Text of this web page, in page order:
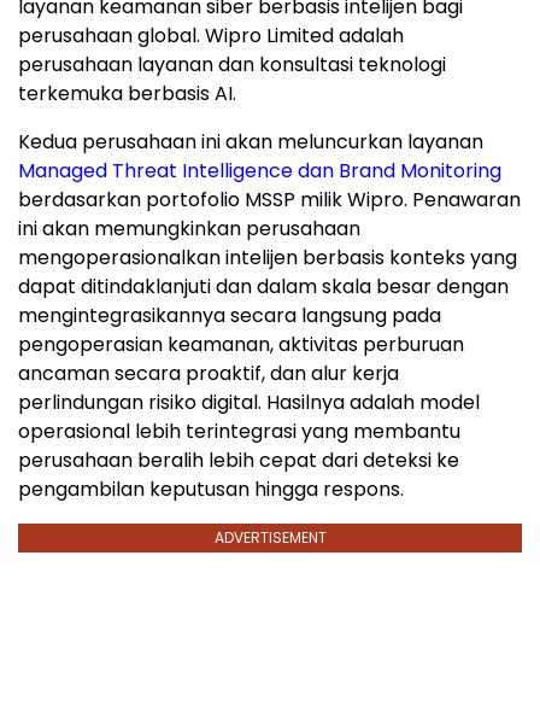
layanan keamanan siber berbasis intelijen bagi
perusahaan global. Wipro Limited adalah
perusahaan layanan dan konsultasi teknologi
terkemuka berbasis AI.
Kedua perusahaan ini akan meluncurkan layanan
Managed Threat Intelligence dan Brand Monitoring
berdasarkan portofolio MSSP milik Wipro. Penawaran
ini akan memungkinkan perusahaan
mengoperasionalkan intelijen berbasis konteks yang
dapat ditindaklanjuti dan dalam skala besar dengan
mengintegrasikannya secara langsung pada
pengoperasian keamanan, aktivitas perburuan
ancaman secara proaktif, dan alur kerja
perlindungan risiko digital. Hasilnya adalah model
operasional lebih terintegrasi yang membantu
perusahaan beralih lebih cepat dari deteksi ke
pengambilan keputusan hingga respons.
ADVERTISEMENT